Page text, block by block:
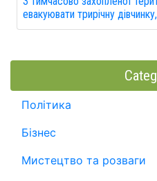
евакуювати трирічну
Політика
Бізнес
Мистецтво та розваги